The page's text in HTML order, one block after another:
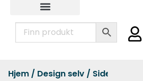
Hjem / Design selv / Side 4